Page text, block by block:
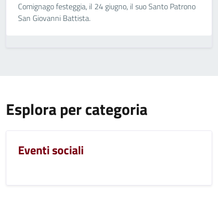
Comignago festeggia, il 24 giugno, il suo Santo Patrono
San Giovanni Battista.
Esplora per categoria
Eventi sociali